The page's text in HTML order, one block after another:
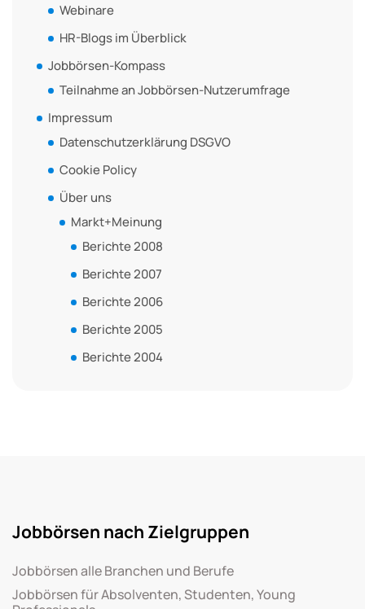
Webinare
HR-Blogs im Überblick
Jobbörsen-Kompass
Teilnahme an Jobbörsen-Nutzerumfrage
Impressum
Datenschutzerklärung DSGVO
Cookie Policy
Über uns
Markt+Meinung
Berichte 2008
Berichte 2007
Berichte 2006
Berichte 2005
Berichte 2004
Jobbörsen nach Zielgruppen
Jobbörsen alle Branchen und Berufe
Jobbörsen für Absolventen, Studenten, Young